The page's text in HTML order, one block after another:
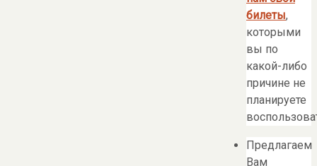
билеты,
которыми
вы по
какой-либо
причине не
планируете
Предлагаем
Вам